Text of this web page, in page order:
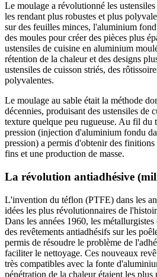
Le moulage a révolutionné les
les rendant plus robustes et plus
sur des feuilles minces, l'aluminium
des moules pour créer des pièces plus
ustensiles de cuisine en aluminium
rétention de la chaleur et des designs
ustensiles de cuisson striés, des
polyvalentes.
Le moulage au sable était la méthode
décennies, produisant des ustensiles de
texture quelque peu rugueuse. Au fil du
pression (injection d'aluminium fondu
pression) a permis d'obtenir des finitions
fins et une production de masse.
La révolution antiadhésive
L'invention du téflon (PTFE) dans les
idées les plus révolutionnaires de
Dans les années 1960, les
des revêtements antiadhésifs sur les
permis de résoudre le problème de
faciliter le nettoyage. Ces nouveaux
très compatibles avec la fonte
pénétration de la chaleur étaient les plus